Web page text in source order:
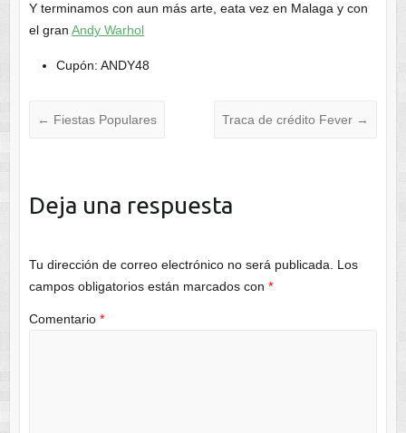
Y terminamos con aun más arte, eata vez en Malaga y con
el gran Andy Warhol
Cupón: ANDY48
← Fiestas Populares Traca de crédito Fever →
Deja una respuesta
Tu dirección de correo electrónico no será publicada. Los
campos obligatorios están marcados con *
Comentario *